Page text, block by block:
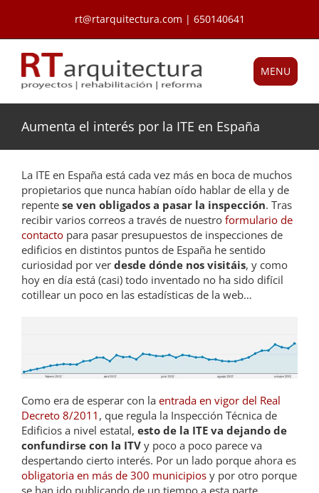
contenido
rt@rtarquitectura.com | 650140641
MENU
Aumenta el interés por la ITE en España
La ITE en España está cada vez más en boca de muchos
propietarios que nunca habían oído hablar de ella y de
repente se ven obligados a pasar la inspección. Tras
recibir varios correos a través de nuestro formulario de
contactopara pasar presupuestos de inspecciones de
edificios en distintos puntos de España he sentido
curiosidad por ver desde dónde nos visitáis, y como
hoy en día está (casi) todo inventado no ha sido difícil
cotillear un poco en las estadísticas de la web…
Como era de esperar con la entrada en vigor del Real
Decreto 8/2011 , que regula la Inspección Técnica de
Edificios a nivel estatal, esto de la ITE va dejando de
confundirse con la ITVy poco a poco parece va
despertando cierto interés. Por un lado porque ahora es
obligatoria en más de 300 municipiosy por otro porque
se han ido publicando de un tiempo a esta parte